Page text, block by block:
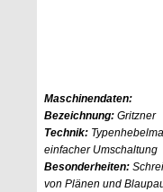
Maschinendaten:
Bezeichnung: Gritzner
Technik:
einfacher Umschaltung
Besonderheiten:
von Plänen und